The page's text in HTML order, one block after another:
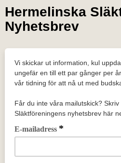
Hermelinska
Nyhetsbrev
Vi skickar ut information, kul
ungefär en till ett par gånger per
vår tidning för att nå ut med
Får du inte våra mailutskick?
Släktföreningens nyhetsbrev här
E-mailadress *